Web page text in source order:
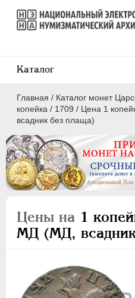
Главная / Каталог монет
копейка / 1709 / Цена 1
всадник без плаща)
Цены на 1
МД (МД,
Каталог
ПEТР I 1699 - 1725
Серебро
Медь
1 копейка
Денга